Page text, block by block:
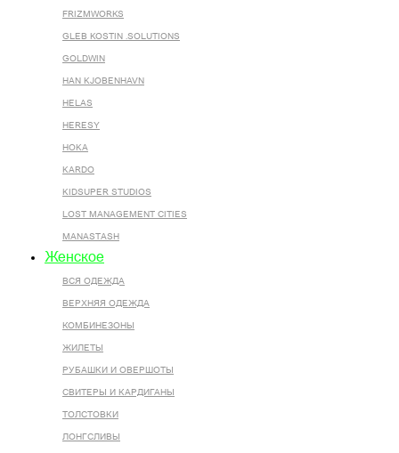
FRIZMWORKS
GLEB KOSTIN .SOLUTIONS
GOLDWIN
HAN KJOBENHAVN
HELAS
HERESY
HOKA
KARDO
KIDSUPER STUDIOS
LOST MANAGEMENT CITIES
MANASTASH
Женское
ВСЯ ОДЕЖДА
ВЕРХНЯЯ ОДЕЖДА
КОМБИНЕЗОНЫ
ЖИЛЕТЫ
РУБАШКИ И ОВЕРШОТЫ
СВИТЕРЫ И КАРДИГАНЫ
ТОЛСТОВКИ
ЛОНГСЛИВЫ